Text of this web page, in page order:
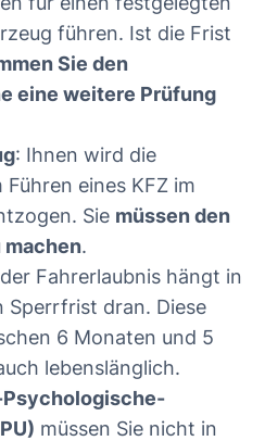
führen. Ist die Frist
Sie den
eine weitere Prüfung
: Ihnen wird die
eines KFZ im
Sie müssen den
machen.
Fahrerlaubnis hängt in
Sperrfrist dran. Diese
6 Monaten und 5
lebenslänglich.
müssen Sie nicht in